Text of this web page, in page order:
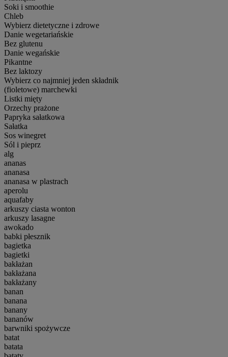
Soki i smoothie
Chleb
Wybierz dietetyczne i zdrowe
Danie wegetariańskie
Bez glutenu
Danie wegańskie
Pikantne
Bez laktozy
Wybierz co najmniej jeden składnik
(fioletowe) marchewki
Listki mięty
Orzechy prażone
Papryka sałatkowa
Sałatka
Sos winegret
Sól i pieprz
alg
ananas
ananasa
ananasa w plastrach
aperolu
aquafaby
arkuszy ciasta wonton
arkuszy lasagne
awokado
babki płesznik
bagietka
bagietki
bakłażan
bakłażana
bakłażany
banan
banana
banany
bananów
barwniki spożywcze
batat
batata